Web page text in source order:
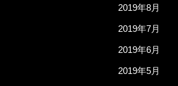
2019年8月
2019年7月
2019年6月
2019年5月